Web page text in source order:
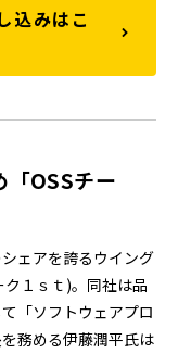
込みはこ
「OSSチー
ェアを誇るウイング
１ｓｔ)。同社は品
「ソフトウェアプロ
務める伊藤潤平氏は